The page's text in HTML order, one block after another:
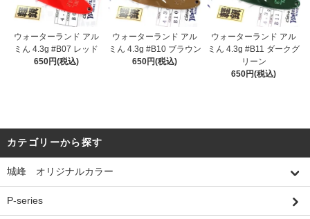
ウォーターランド アル
ミん 4.3g #B07 レッド
650円(税込)
ウォーターランド アル
ミん 4.3g #B10 ブラウン
650円(税込)
ウォーターランド アル
ミん 4.3g #B11 ダークグ
リーン
650円(税込)
カテゴリーから探す
城峰 オリジナルカラー
P-series